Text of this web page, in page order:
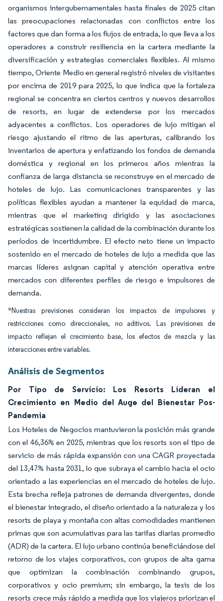
organismos intergubernamentales hasta finales de 2025 citan
las preocupaciones relacionadas con conflictos entre los
factores que dan forma a los flujos de entrada, lo que lleva a los
operadores a construir resiliencia en la cartera mediante la
diversificación y estrategias comerciales flexibles. Al mismo
tiempo, Oriente Medio en general registró niveles de visitantes
por encima de 2019 para 2025, lo que indica que la fortaleza
regional se concentra en ciertos centros y nuevos desarrollos
de resorts, en lugar de extenderse por los mercados
adyacentes a conflictos. Los operadores de lujo mitigan el
riesgo ajustando el ritmo de las aperturas, calibrando los
inventarios de apertura y enfatizando los fondos de demanda
doméstica y regional en los primeros años mientras la
confianza de larga distancia se reconstruye en el mercado de
hoteles de lujo. Las comunicaciones transparentes y las
políticas flexibles ayudan a mantener la equidad de marca,
mientras que el marketing dirigido y las asociaciones
estratégicas sostienen la calidad de la combinación durante los
períodos de incertidumbre. El efecto neto tiene un impacto
sostenido en el mercado de hoteles de lujo a medida que las
marcas líderes asignan capital y atención operativa entre
mercados con diferentes perfiles de riesgo e impulsores de
demanda.
*Nuestras previsiones consideran los impactos de impulsores y
restricciones como direccionales, no aditivos. Las previsiones de
impacto reflejan el crecimiento base, los efectos de mezcla y las
interacciones entre variables.
Análisis de Segmentos
Por Tipo de Servicio: Los Resorts Lideran el
Crecimiento en Medio del Auge del Bienestar Pos-
Pandemia
Los Hoteles de Negocios mantuvieron la posición más grande
con el 46,36% en 2025, mientras que los resorts son el tipo de
servicio de más rápida expansión con una CAGR proyectada
del 13,47% hasta 2031, lo que subraya el cambio hacia el ocio
orientado a las experiencias en el mercado de hoteles de lujo.
Esta brecha refleja patrones de demanda divergentes, donde
el bienestar integrado, el diseño orientado a la naturaleza y los
resorts de playa y montaña con altas comodidades mantienen
primas que son acumulativas para las tarifas diarias promedio
(ADR) de la cartera. El lujo urbano continúa beneficiándose del
retorno de los viajes corporativos, con grupos de alta gama
que optimizan la combinación combinando grupos,
corporativos y ocio premium; sin embargo, la tesis de los
resorts crece más rápido a medida que los viajeros priorizan el